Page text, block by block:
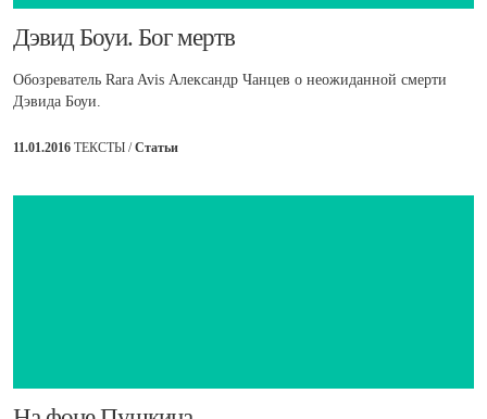
Дэвид Боуи. Бог мертв
Обозреватель Rara Avis Александр Чанцев о неожиданной смерти
Дэвида Боуи.
11.01.2016 ТЕКСТЫ /Статьи